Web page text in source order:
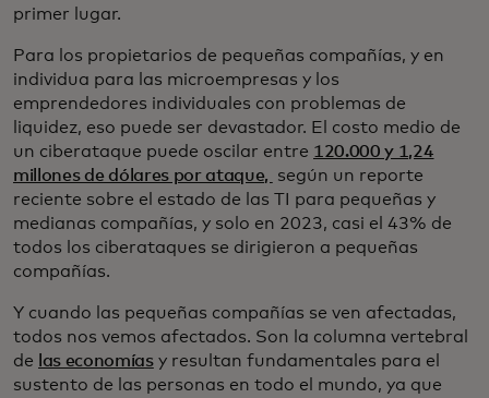
primer lugar.
Para los propietarios de pequeñas compañías, y en
individua para las microempresas y los
emprendedores individuales con problemas de
liquidez, eso puede ser devastador. El costo medio de
un ciberataque puede oscilar entre 120.000 y 1,24
millones de dólares por ataque,
según un reporte
reciente sobre el estado de las TI para pequeñas y
medianas compañías, y solo en 2023, casi el 43% de
todos los ciberataques se dirigieron a pequeñas
compañías.
Y cuando las pequeñas compañías se ven afectadas,
todos nos vemos afectados. Son la columna vertebral
de
las economíasy resultan fundamentales para el
sustento de las personas en todo el mundo, ya que